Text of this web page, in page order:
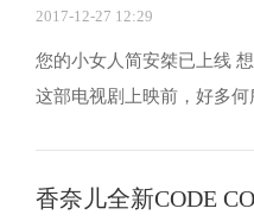
2017-12-27 12:29
您的小女人简安桀已上线
这部电视剧上映前，好多
简安桀和贾乃亮饰演的席郗
香奈儿全新CODE